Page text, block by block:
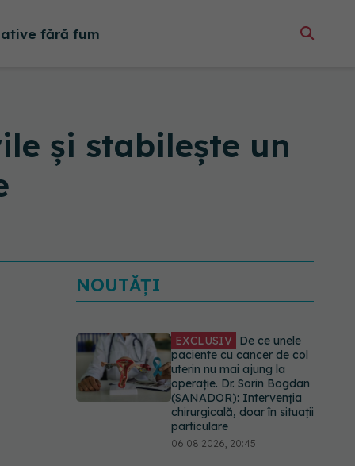
fără fum
şi stabileşte un
NOUTĂȚI
EXCLUSIV De ce unele
paciente cu cancer de col
uterin nu mai ajung la
operație. Dr. Sorin Bogdan
(SANADOR): Intervenția
chirurgicală, doar în situații
particulare
06.08.2026, 20:45